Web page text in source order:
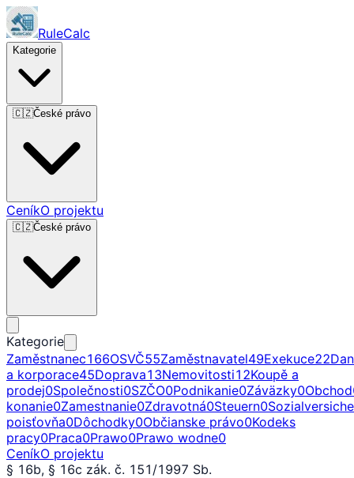
RuleCalc
Kategorie
🇨🇿České právo
CeníkO projektu
🇨🇿České právo
Kategorie
Zaměstnanec166OSVČ55Zaměstnavatel49Exekuce22
a korporace45Doprava13Nemovitosti12Koupě a
prodej0Společnosti0SZČO0Podnikanie0Záväzky0Obchod
konanie0Zamestnanie0Zdravotná0Steuern0
poisťovňa0Dôchodky0Občianske právo0Kodeks
pracy0Praca0Prawo0Prawo wodne0
CeníkO projektu
§ 16b, § 16c zák. č. 151/1997 Sb.